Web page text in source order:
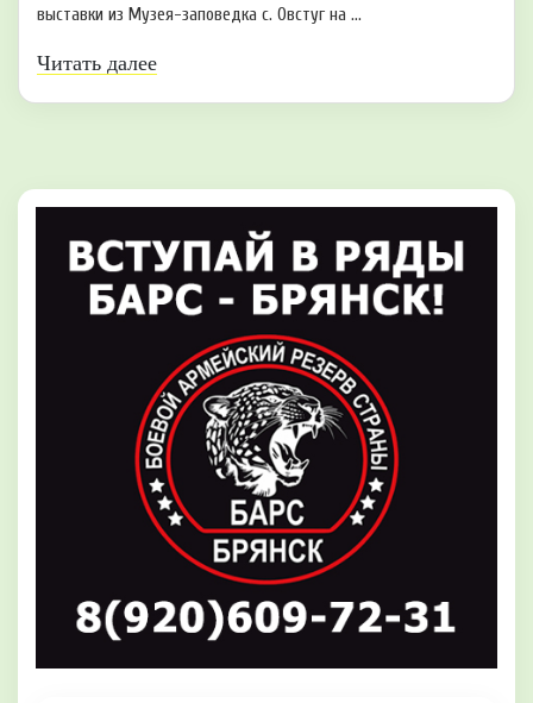
выставки из Музея-заповедка с. Овстуг на ...
Читать далее